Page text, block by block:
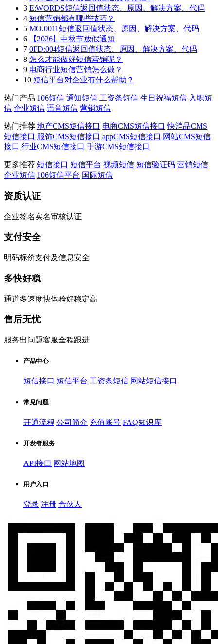
3 E:WORDS短信返回值状态、原因、解决方案、代码
4 短信营销都有哪些技巧？
5 MO.0011短信返回值状态、原因、解决方案、代码
6
【2026】中秋节放假通知
7 0FD:004短信返回值状态、原因、解决方案、代码
8 怎么才能做好短信营销呢？
9 电商行业短信营销怎么做？
10 短信平台对企业有什么帮助？
热门产品 106短信 通知短信 工资条短信 生日祝福短信 入职短
信 企业短信 语音短信 营销短信
热门推荐 地产CMS短信接口 电商CMS短信接口 快消品CMS
短信接口 服饰CMS短信接口 appCMS短信接口 网站CMS短信
接口 行业CMS短信接口 手游CMS短信接口
更多推荐 短信接口 短信平台 视频短信 短信验证码 营销短信
企业短信 106短信平台 国际短信
资质认证
企业签名实名审核认证
支付安全
明码标价支付及信息安全
多快好稳
通道多速度快体验好稳定高
售后无忧
服务出问题客服全程跟进
产品中心
短信接口 短信平台 工资条短信 网站短信接口
常见问题
开通流程 公司简介 充值账号 FAQ知识库
开发者服务
API接口 网站地图
用户入口
登录 注册 合伙人